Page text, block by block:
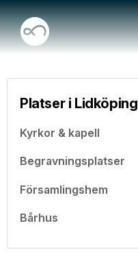
Platser i Lidköping
Kyrkor & kapell
Begravningsplatser
Församlingshem
Bårhus